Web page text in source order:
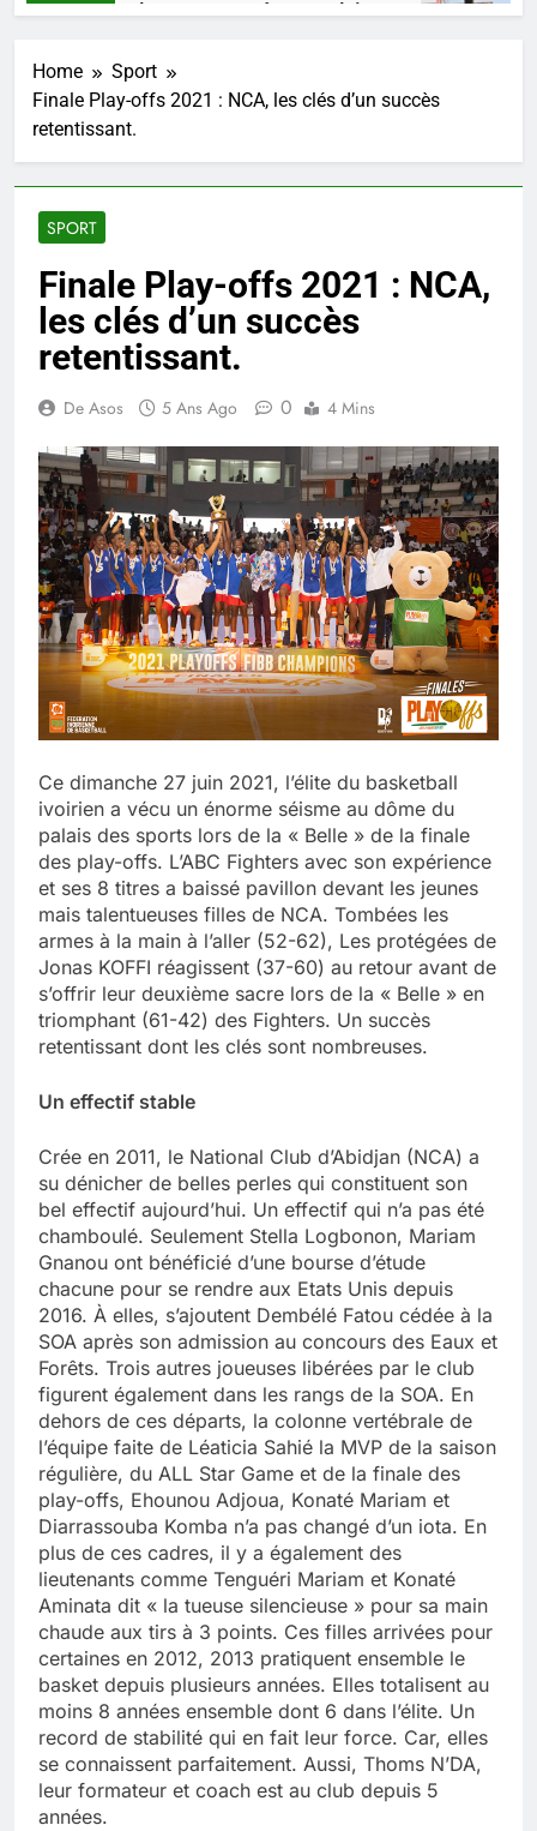
un talent, une pensée congolaise.
Home
Sport
Finale Play-offs 2021 : NCA, les clés d’un succès
retentissant.
SPORT
Finale Play-offs 2021 : NCA,
les clés d’un succès
retentissant.
De Asos 5 Ans Ago 0 4 Mins
Ce dimanche 27 juin 2021, l’élite du basketball
ivoirien a vécu un énorme séisme au dôme du
palais des sports lors de la « Belle » de la finale
des play-offs. L’ABC Fighters avec son expérience
et ses 8 titres a baissé pavillon devant les jeunes
mais talentueuses filles de NCA. Tombées les
armes à la main à l’aller (52-62), Les protégées de
Jonas KOFFI réagissent (37-60) au retour avant de
s’offrir leur deuxième sacre lors de la « Belle » en
triomphant (61-42) des Fighters. Un succès
retentissant dont les clés sont nombreuses.
Un effectif stable
Crée en 2011, le National Club d’Abidjan (NCA) a
su dénicher de belles perles qui constituent son
bel effectif aujourd’hui. Un effectif qui n’a pas été
chamboulé. Seulement Stella Logbonon, Mariam
Gnanou ont bénéficié d’une bourse d’étude
chacune pour se rendre aux Etats Unis depuis
2016. À elles, s’ajoutent Dembélé Fatou cédée à la
SOA après son admission au concours des Eaux et
Forêts. Trois autres joueuses libérées par le club
figurent également dans les rangs de la SOA. En
dehors de ces départs, la colonne vertébrale de
l’équipe faite de Léaticia Sahié la MVP de la saison
régulière, du ALL Star Game et de la finale des
play-offs, Ehounou Adjoua, Konaté Mariam et
Diarrassouba Komba n’a pas changé d’un iota. En
plus de ces cadres, il y a également des
lieutenants comme Tenguéri Mariam et Konaté
Aminata dit « la tueuse silencieuse » pour sa main
chaude aux tirs à 3 points. Ces filles arrivées pour
certaines en 2012, 2013 pratiquent ensemble le
basket depuis plusieurs années. Elles totalisent au
moins 8 années ensemble dont 6 dans l’élite. Un
record de stabilité qui en fait leur force. Car, elles
se connaissent parfaitement. Aussi, Thoms N’DA,
leur formateur et coach est au club depuis 5
années.